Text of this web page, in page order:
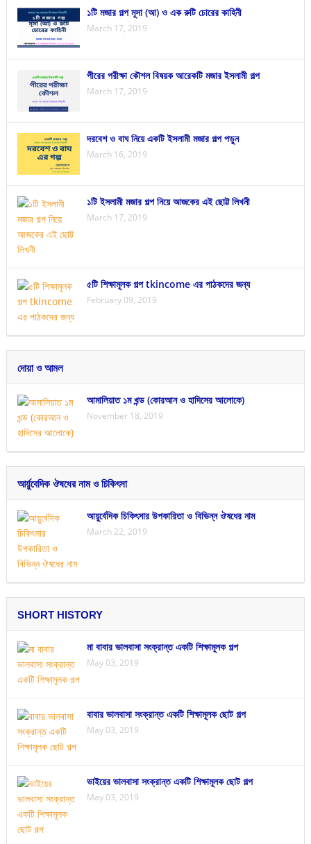
১টি মজার গল্প মূসা (আ) ও এক রুটি চোরের কাহিনী
March 17, 2019
পীরের পরীক্ষা কৌশল বিষয়ক আরেকটি মজার ইসলামী গল্প
March 17, 2019
দরবেশ ও বাঘ নিয়ে একটি ইসলামী মজার গল্প পড়ুন
March 16, 2019
১টি ইসলামী মজার গল্প নিয়ে আজকের এই ছোট্ট লিখনী
March 17, 2019
৫টি শিক্ষামূলক গল্প tkincome এর পাঠকদের জন্য
February 09, 2019
দোয়া ও আমল
আমালিয়াত ১ম খন্ড (কোরআন ও হাদিসের আলোকে)
November 18, 2019
আর্য়ুবেদিক ঔষধের নাম ও চিকিৎসা
আয়ুর্বেদিক চিকিৎসার উপকারিতা ও বিভিন্ন ঔষধের নাম
March 22, 2019
SHORT HISTORY
মা বাবার ভালবাসা সংক্রান্ত একটি শিক্ষামূলক গল্প
May 03, 2019
বাবার ভালবাসা সংক্রান্ত একটি শিক্ষামূলক ছোট গল্প
May 03, 2019
ভাইয়ের ভালবাসা সংক্রান্ত একটি শিক্ষামূলক ছোট গল্প
May 03, 2019